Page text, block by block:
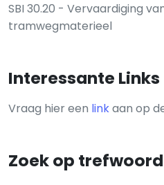
SBI 30.20 - Vervaardiging
tramwegmaterieel
Interessante Links
Vraag hier een linkaan op
Zoek op trefwoord